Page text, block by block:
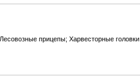
прицепы; Харвесторные головки